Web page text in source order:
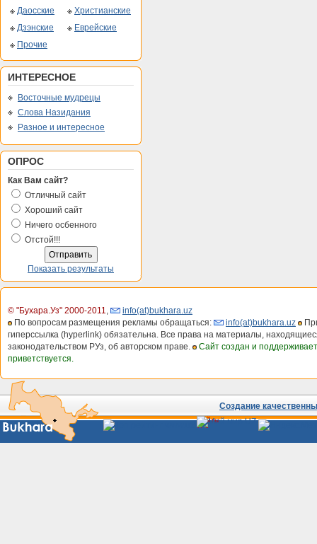
Даосские
Христианские
Дзэнские
Еврейские
Прочие
ИНТЕРЕСНОЕ
Восточные мудрецы
Слова Назидания
Разное и интересное
ОПРОС
Как Вам сайт?
Отличный сайт
Хороший сайт
Ничего осбенного
Отстой!!!
Показать результаты
© "Бухара.Уз" 2000-2011,
info(at)bukhara.uz
По вопросам размещения рекламы обращаться:
info(at)bukhara.uz
гиперссылка (hyperlink) обязательна. Все права на материалы,
законодательством РУз, об авторском праве.
Сайт создан и
приветствуется.
Создание
Сайты
Узбекистана